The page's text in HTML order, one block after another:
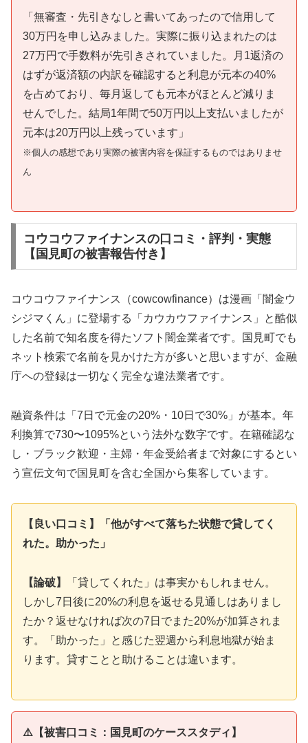
「無審査・先引きなしと書いてあったので信用して
30万円を申し込みました。実際に振り込まれたのは
27万円で手数料が先引きされていました。月1返済の
はずが返済額の内訳を確認すると利息が元本の40%
を占めており、毎月返しても元本がほとんど減りま
せんでした。結局1年間で50万円以上支払いましたが
元本は20万円以上残っています」
※個人の感想であり実際の被害内容を保証するものではありませ
ん
コウコウファイナンスの口コミ・評判・実態
【国見町の被害報告付き】
コウコウファイナンス（cowcowfinance）は漫画「闇金ウ
シジマくん」に登場する「カウカウファイナンス」と酷似
した名前で知名度を得たソフト闇金業者です。国見町でも
ネット検索で名前を見かけた方が多いと思いますが、金融
庁への登録は一切なく完全な違法業者です。
融資条件は「7日で元金の20%・10日で30%」が基本。年
利換算で730〜1095%という法外な数字です。在籍確認な
し・ブラック歓迎・主婦・年金受給者まで対象にするとい
う宣伝文句で国見町を含む全国から集客しています。
【良い口コミ】「他がすべて落ちた状態で貸してく
れた。助かった」
【論破】
「貸してくれた」は事実かもしれません。
しかし7日後に20%の利息を返せる見通しはありまし
たか？返せなければ次の7日でまた20%が加算されま
す。「助かった」と感じた翌週から利息地獄が始ま
ります。貸すことと助けることは違います。
⚠️【被害口コミ：国見町のケーススタディ】